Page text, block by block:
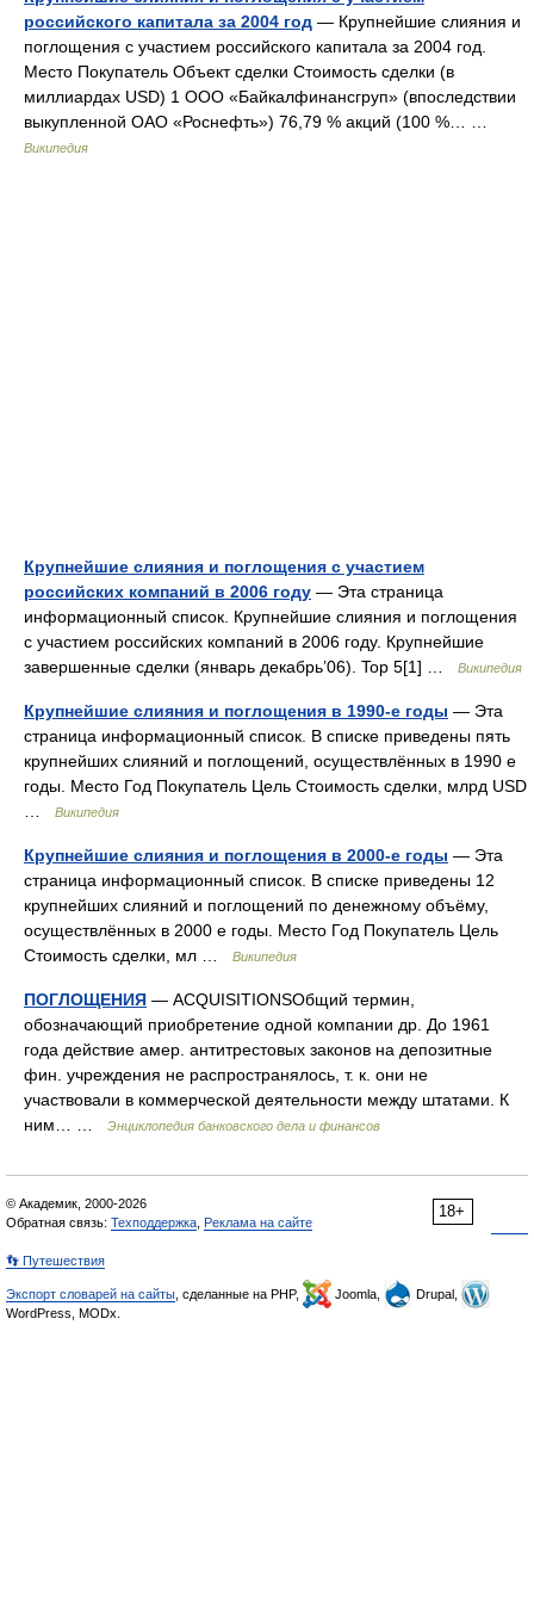
российского капитала за 2004 год — Крупнейшие слияния и
поглощения с участием российского капитала за 2004 год.
Место Покупатель Объект сделки Стоимость сделки (в
миллиардах USD) 1 ООО «Байкалфинансгруп» (впоследствии
выкупленной ОАО «Роснефть») 76,79 % акций (100 %… …
Википедия
Крупнейшие слияния и поглощения с участием
российских компаний в 2006 году — Эта страница
информационный список. Крупнейшие слияния и поглощения
с участием российских компаний в 2006 году. Крупнейшие
завершенные сделки (январь декабрь’06). Top 5[1] …
Википедия
Крупнейшие слияния и поглощения в 1990-е годы — Эта
страница информационный список. В списке приведены пять
крупнейших слияний и поглощений, осуществлённых в 1990 е
годы. Место Год Покупатель Цель Стоимость сделки, млрд USD
Википедия
Крупнейшие слияния и поглощения в 2000-е годы — Эта
страница информационный список. В списке приведены 12
крупнейших слияний и поглощений по денежному объёму,
осуществлённых в 2000 е годы. Место Год Покупатель Цель
Стоимость сделки, мл …
Википедия
ПОГЛОЩЕНИЯ — ACQUISITIONSОбщий термин,
обозначающий приобретение одной компании др. До 1961
года действие амер. антитрестовых законов на депозитные
фин. учреждения не распространялось, т. к. они не
участвовали в коммерческой деятельности между штатами. К
ним… …
Энциклопедия банковского дела и финансов
18+
© Академик, 2000-2026
Обратная связь: Техподдержка Реклама на сайте
👣 Путешествия
Экспорт словарей на сайты , сделанные на PHP, Joomla,
Drupal,
WordPress, MODx.